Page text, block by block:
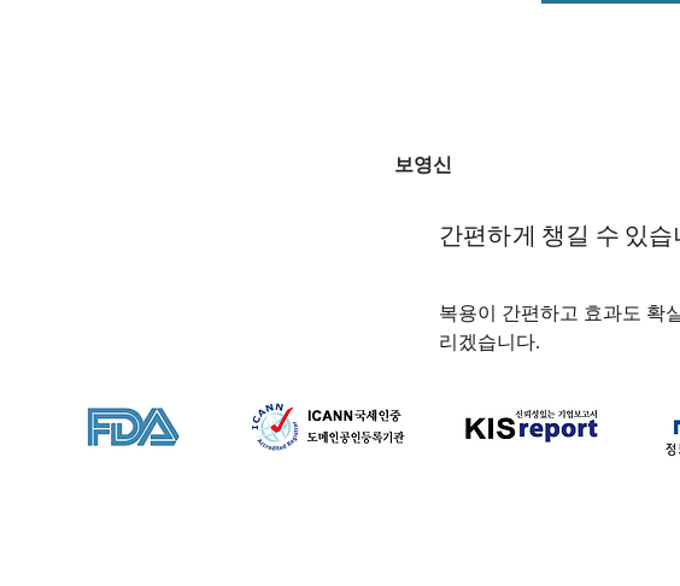
보영신
간편하게 챙길 수 있
복용이 간편하고 효과도 확
리겠습니다.